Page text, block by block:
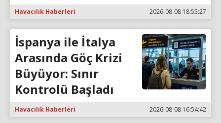
Havacılık Haberleri 2026-08-08 18:55:27
İspanya ile İtalya
Arasında Göç Krizi
Büyüyor: Sınır
Kontrolü Başladı
Havacılık Haberleri 2026-08-08 16:54:42